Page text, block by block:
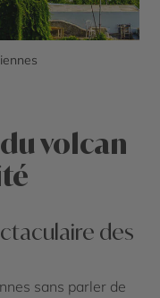
volcan
des
sans parler de